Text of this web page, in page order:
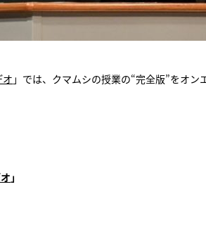
」では、クマムシの授業の“完全版”をオン
」